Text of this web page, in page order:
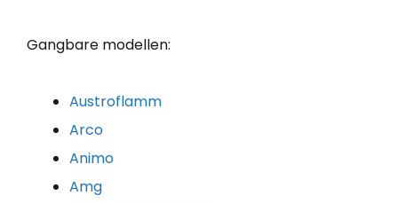
Gangbare modellen:
Austroflamm
Arco
Animo
Amg